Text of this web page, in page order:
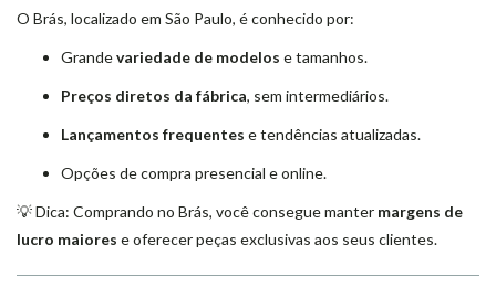
O Brás, localizado em São Paulo, é conhecido por:
Grandevariedade de modelos e tamanhos.
Preços diretos da fábrica, sem intermediários.
Lançamentos frequentes e tendências atualizadas.
Opções de compra presencial e online.
💡 Dica: Comprando no Brás, você consegue manter margens de
lucro maiores e oferecer peças exclusivas aos seus clientes.